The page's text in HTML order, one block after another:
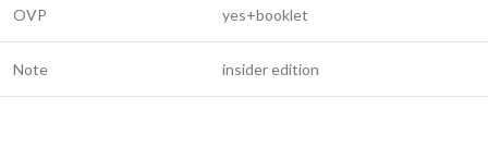
OVP yes+booklet
Note insider edition